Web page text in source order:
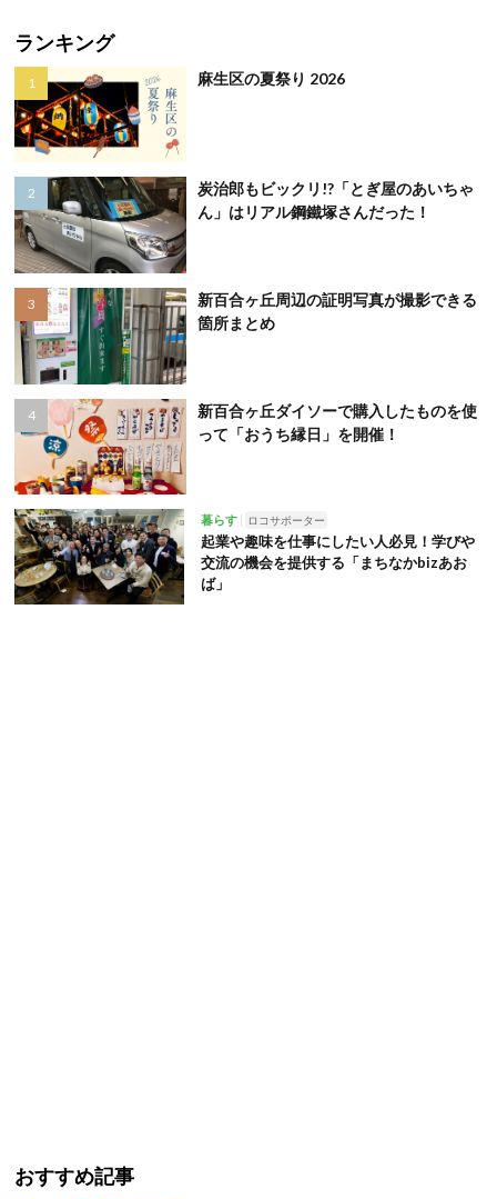
ランキング
麻生区の夏祭り 2026
炭治郎もビックリ!?「とぎ屋のあいちゃ
ん」はリアル鋼鐵塚さんだった！
新百合ヶ丘周辺の証明写真が撮影できる
箇所まとめ
新百合ヶ丘ダイソーで購入したものを使
って「おうち縁日」を開催！
暮らす ロコサポーター
起業や趣味を仕事にしたい人必見！学びや
交流の機会を提供する「まちなかbizあお
ば」
おすすめ記事